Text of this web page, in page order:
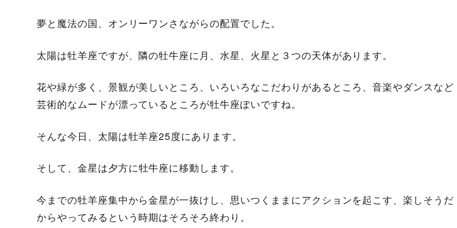
夢と魔法の国、オンリーワンさながらの配置でした。
太陽は牡羊座ですが、隣の牡牛座に月、水星、火星と３つの天体があります。
花や緑が多く、景観が美しいところ、いろいろなこだわりがあるところ、音楽やダンスなど
芸術的なムードが漂っているところが牡牛座ぽいですね。
そんな今日、太陽は牡羊座25度にあります。
そして、 金星は夕方に牡牛座に移動します。
今までの牡羊座集中から金星が一抜けし、思いつくままにアクションを起こす、楽しそうだ
からやってみるという時期はそろそろ終わり。